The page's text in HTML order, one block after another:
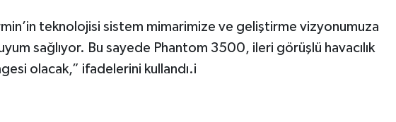
teknolojisi sistem mimarimize ve geliştirme vizyonumuza
sağlıyor. Bu sayede Phantom 3500, ileri görüşlü havacılık
olacak,” ifadelerini kullandı.i